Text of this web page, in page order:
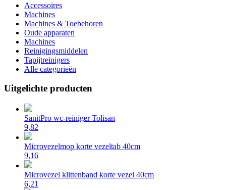
Accessoires
Machines
Machines & Toebehoren
Oude apparaten
Machines
Reinigingsmiddelen
Tapijtreinigers
Alle categorieën
Uitgelichte producten
SanitPro wc-reiniger Tolisan
9,82
Microvezelmop korte vezeltab 40cm
9,16
Microvezel klittenband korte vezel 40cm
6,21